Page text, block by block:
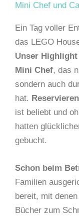
Mini Chef und
Ein Tag voller
das LEGO
Unser
Mini Chef, das
sondern auch
hat.
ist beliebt und
hatten
gebucht.
Schon beim
Familien
bereit, mit
Bücher zum